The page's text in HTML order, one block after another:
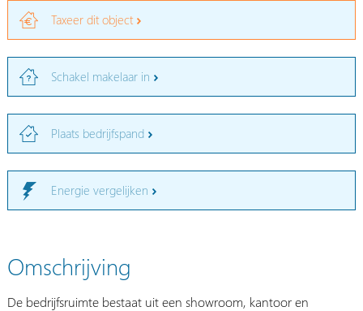
Taxeer dit object
Schakel makelaar in
Plaats bedrijfspand
Energie vergelijken
Omschrijving
De bedrijfsruimte bestaat uit een showroom, kantoor en